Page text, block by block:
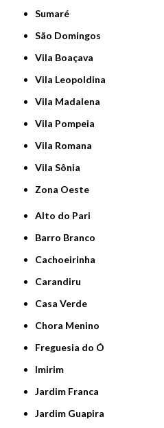
Sumaré
São Domingos
Vila Boaçava
Vila Leopoldina
Vila Madalena
Vila Pompeia
Vila Romana
Vila Sônia
Zona Oeste
Alto do Pari
Barro Branco
Cachoeirinha
Carandiru
Casa Verde
Chora Menino
Freguesia do Ó
Imirim
Jardim Franca
Jardim Guapira